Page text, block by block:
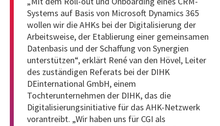
Systems auf Basis von Microsoft Dynamics 365
wollen wir die AHKs bei der Digitalisierung der
Arbeitsweise, der Etablierung einer gemeinsamen
Datenbasis und der Schaffung von Synergien
unterstützen“, erklärt René van den Hövel, Leiter
des zuständigen Referats bei der DIHK
DEinternational GmbH, einem
Tochterunternehmen der DIHK, das die
Digitalisierungsinitiative für das AHK-Netzwerk
vorantreibt. „Wir haben uns für CGI als